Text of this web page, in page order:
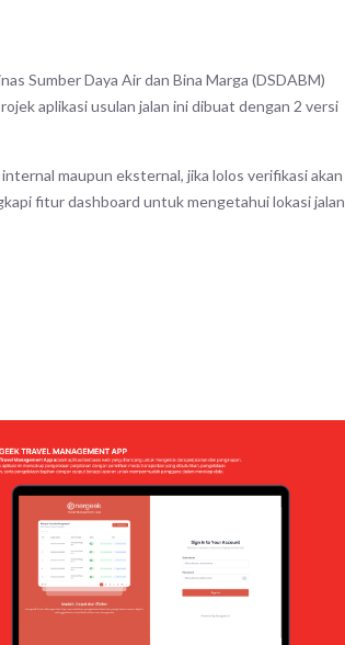
Sumber Daya Air dan Bina Marga (DSDABM)
aplikasi usulan jalan ini dibuat dengan 2 versi
maupun eksternal, jika lolos verifikasi akan
fitur dashboard untuk mengetahui lokasi jalan
– TRAVEL MANAGEMENT